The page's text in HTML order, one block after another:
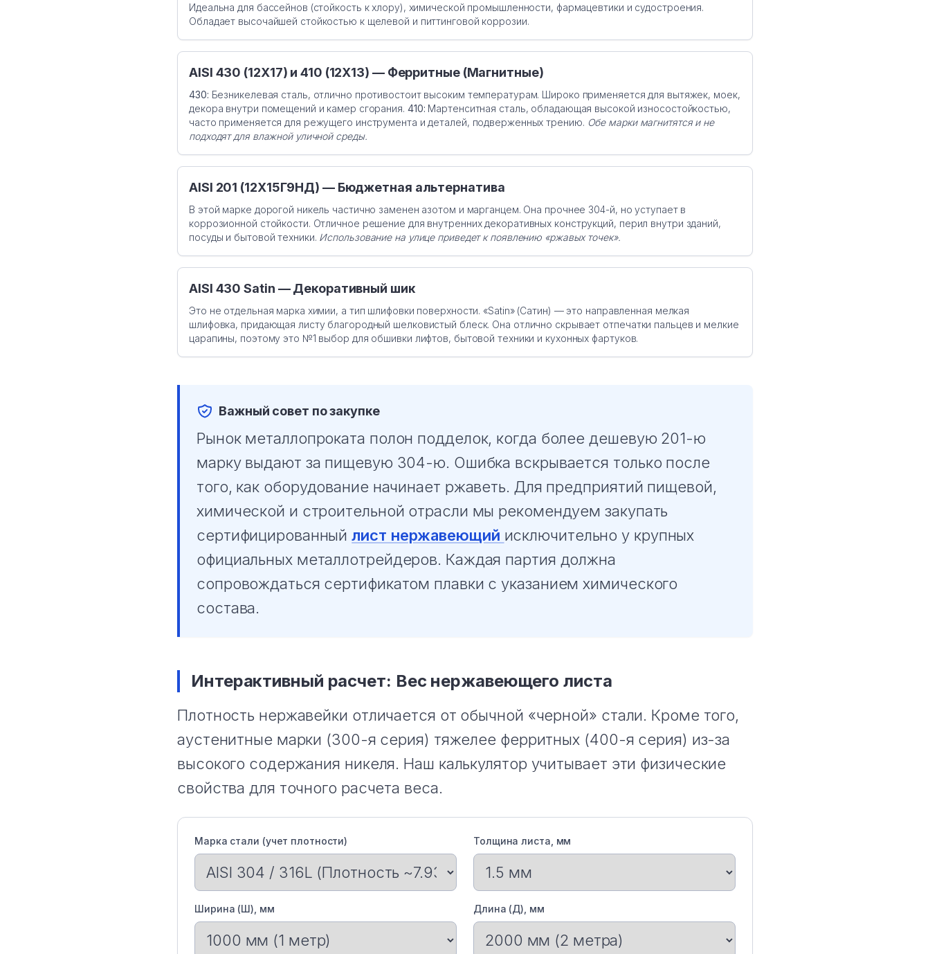
Идеальна для бассейнов (стойкость к хлору), химической промышленности, фармацевтики и судостроения.
Обладает высочайшей стойкостью к щелевой и питтинговой коррозии.
AISI 430 (12Х17) и 410 (12Х13) — Ферритные (Магнитные)
430: Безникелевая сталь, отлично противостоит высоким температурам. Широко применяется для вытяжек, моек,
декора внутри помещений и камер сгорания. 410: Мартенситная сталь, обладающая высокой износостойкостью,
часто применяется для режущего инструмента и деталей, подверженных трению. Обе марки магнитятся и не
подходят для влажной уличной среды.
AISI 201 (12Х15Г9НД) — Бюджетная альтернатива
В этой марке дорогой никель частично заменен азотом и марганцем. Она прочнее 304-й, но уступает в
коррозионной стойкости. Отличное решение для внутренних декоративных конструкций, перил внутри зданий,
посуды и бытовой техники. Использование на улице приведет к появлению «ржавых точек».
AISI 430 Satin — Декоративный шик
Это не отдельная марка химии, а тип шлифовки поверхности. «Satin» (Сатин) — это направленная мелкая
шлифовка, придающая листу благородный шелковистый блеск. Она отлично скрывает отпечатки пальцев и мелкие
царапины, поэтому это №1 выбор для обшивки лифтов, бытовой техники и кухонных фартуков.
Важный совет по закупке
Рынок металлопроката полон подделок, когда более дешевую 201-ю
марку выдают за пищевую 304-ю. Ошибка вскрывается только после
того, как оборудование начинает ржаветь. Для предприятий пищевой,
химической и строительной отрасли мы рекомендуем закупать
сертифицированныйлист нержавеющий исключительно у крупных
официальных металлотрейдеров. Каждая партия должна
сопровождаться сертификатом плавки с указанием химического
состава.
Интерактивный расчет: Вес нержавеющего листа
Плотность нержавейки отличается от обычной «черной» стали. Кроме того,
аустенитные марки (300-я серия) тяжелее ферритных (400-я серия) из-за
высокого содержания никеля. Наш калькулятор учитывает эти физические
свойства для точного расчета веса.
Марка стали (учет плотности) Толщина листа, мм
Ширина (Ш), мм Длина (Д), мм